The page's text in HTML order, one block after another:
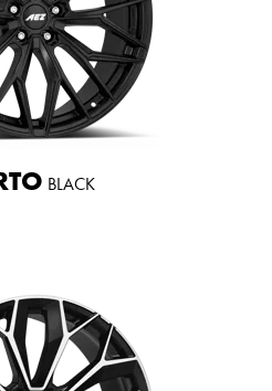
BLACK